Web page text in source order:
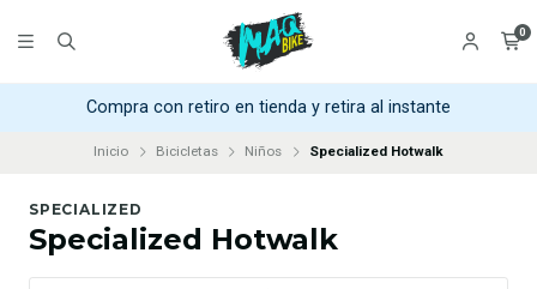
0
Compra con retiro en tienda y retira al instante
Inicio Bicicletas Niños Specialized Hotwalk
SPECIALIZED
Specialized Hotwalk